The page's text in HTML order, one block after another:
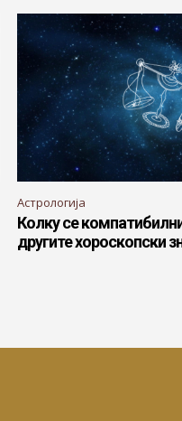
Астрологија
Колку се
другите хороскопски